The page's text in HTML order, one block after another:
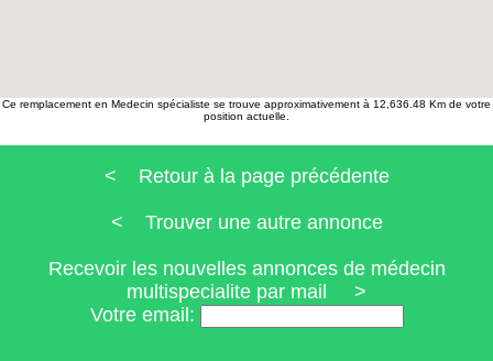
Ce remplacement en Medecin spécialiste se trouve approximativement à 12,636.48 Km de votre
position actuelle.
< Retour à la page précédente
< Trouver une autre annonce
Recevoir les nouvelles annonces de médecin
multispecialite par mail >
Votre email: